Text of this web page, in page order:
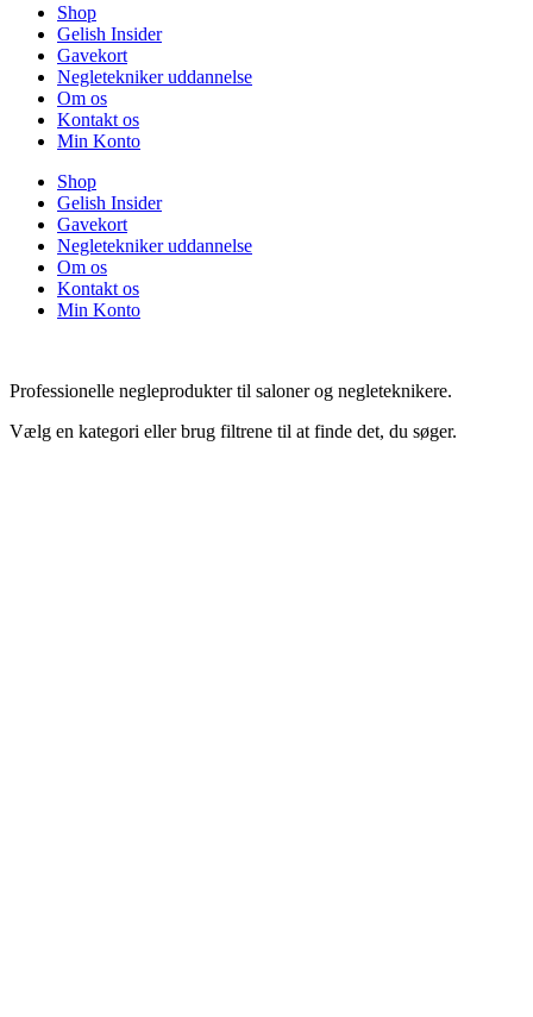
Shop
Gelish Insider
Gavekort
Negletekniker uddannelse
Om os
Kontakt os
Min Konto
Shop
Gelish Insider
Gavekort
Negletekniker uddannelse
Om os
Kontakt os
Min Konto
Professionelle negleprodukter til saloner og negleteknikere.
Vælg en kategori eller brug filtrene til at finde det, du søger.